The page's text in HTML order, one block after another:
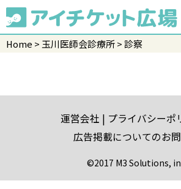
Home 玉川医師会診療所 診察
運営会社
プライバシーポ
広告掲載についてのお
©2017 M3 Solutions,